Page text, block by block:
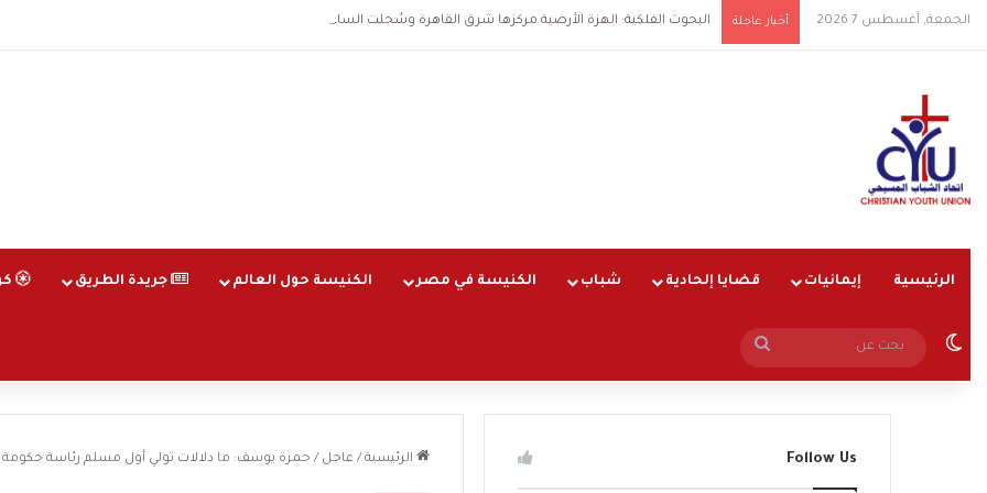
الجمعة, أغسطس 7 2026 أخبار عاجلة البحوث الفلكية: الهزة الأرضية مركزها شرق القاهرة وسُجلت الساعة 3 فجرا و36 ثانية
الرئيسية إيمانيات قضايا إلحادية شباب الكنيسة في مصر الكنيسة حول العالم جريدة الطريق
الوضع المظلم
الرئيسية / عاجل / حمزة يوسف: ما دلالات تولي أول مسلم رئاسة حكومة Follow Us